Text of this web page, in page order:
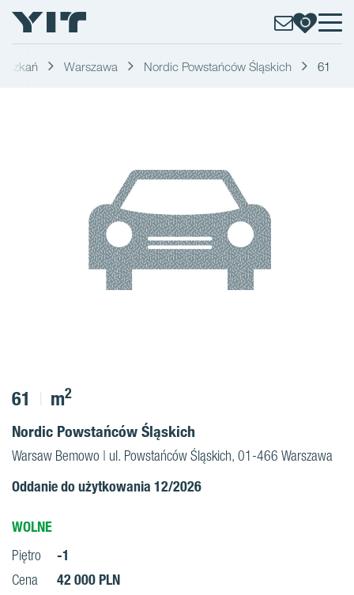
Warszawa Nordic Powstańców Śląskich 61
61 m2
Nordic Powstańców Śląskich
Warsaw Bemowo | ul. Powstańców Śląskich, 01-466 Warszawa
Oddanie do użytkowania 12/2026
WOLNE
Piętro -1
Cena 42 000 PLN